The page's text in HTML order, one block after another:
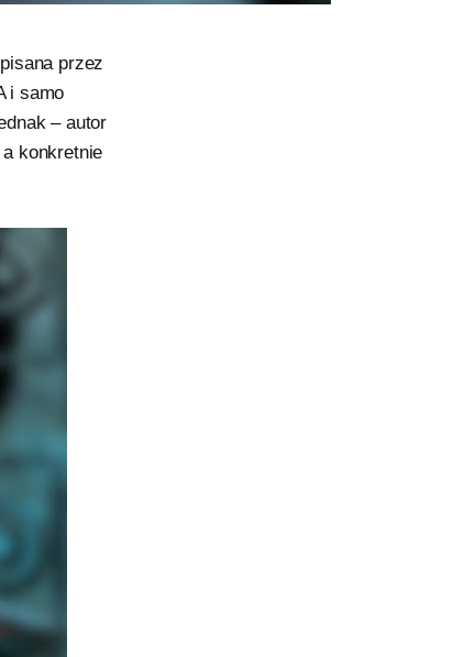
przez
i samo
– autor
konkretnie